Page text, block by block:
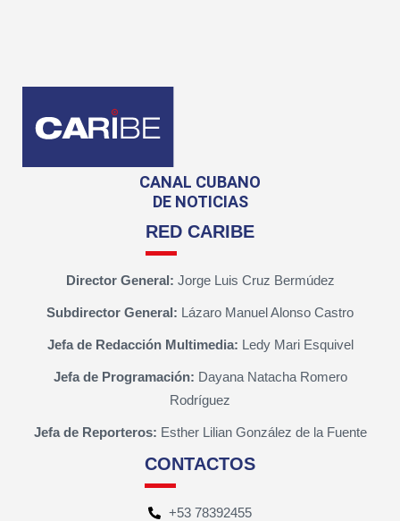
CANAL CUBANO
DE NOTICIAS
RED CARIBE
Director General: Jorge Luis Cruz Bermúdez
Subdirector General: Lázaro Manuel Alonso Castro
Jefa de Redacción Multimedia: Ledy Mari Esquivel
Jefa de Programación: Dayana Natacha Romero
Rodríguez
Jefa de Reporteros: Esther Lilian González de la Fuente
CONTACTOS
+53 78392455